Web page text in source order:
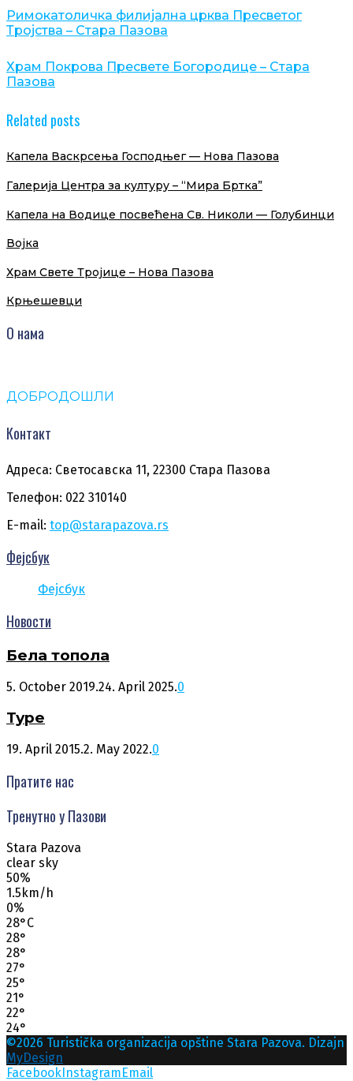
Римокатоличка филијална црква Пресветог
Тројства – Стара Пазова
Храм Покрова Пресвете Богородице – Стара
Пазова
Related posts
Капела Васкрсења Господњег — Нова Пазова
Галерија Центра за културу – “Мира Бртка”
Капела на Водице посвећена Св. Николи — Голубинци
Војка
Храм Свете Тројице – Нова Пазова
Крњешевци
О нама
ДОБРОДОШЛИ
Контакт
Адреса: Светосавска 11, 22300 Стара Пазова
Телефон: 022 310140
E-mail: top@starapazova.rs
Фејсбук
Фејсбук
Новости
Бела топола
5. October 2019.24. April 2025.0
Туре
19. April 2015.2. May 2022.0
Пратите нас
Тренутно у Пазови
Stara Pazova
clear sky
50%
1.5km/h
0%
28°C
28°
28°
27°
25°
21°
22°
24°
©2026 Turistička organizacija opštine Stara Pazova. Dizajn
MyDesign
FacebookInstagramEmail